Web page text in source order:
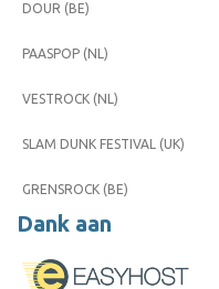
DOUR (BE)
PAASPOP (NL)
VESTROCK (NL)
SLAM DUNK FESTIVAL (UK)
GRENSROCK (BE)
Dank aan